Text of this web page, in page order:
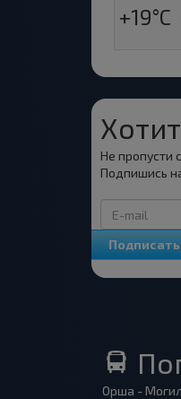
+19°C
Не пропусти
Подпишись
Орша -